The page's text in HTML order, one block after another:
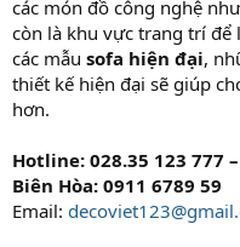
các món đồ công nghệ
còn là khu vực trang trí để
các mẫu sofa hiện đại,
thiết kế hiện đại sẽ giúp
hơn.
Hotline: 028.35 123 777
Biên Hòa: 0911 6789 59
Email: